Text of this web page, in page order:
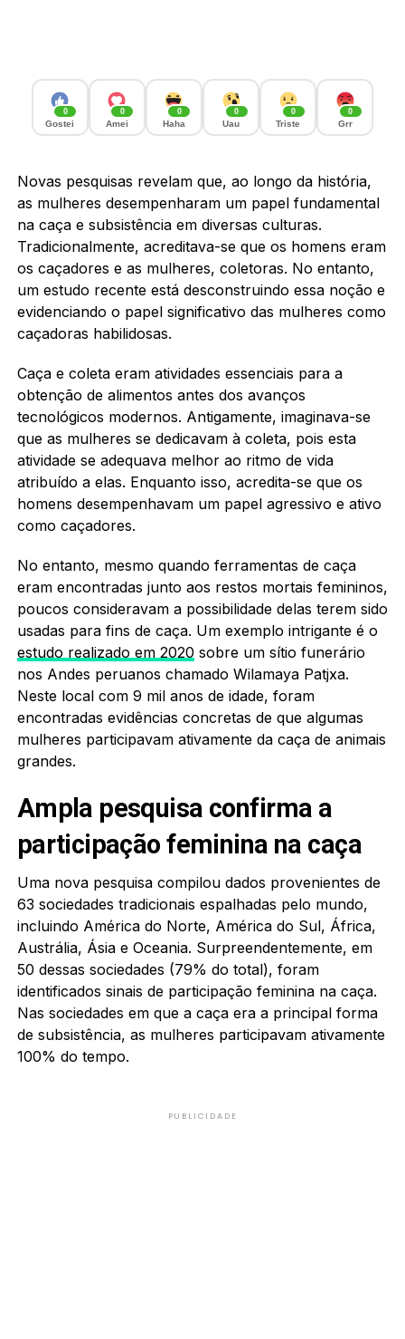
0
Gostei
0
Amei
0
Haha
0
Uau
0
Triste
0
Grr
Novas pesquisas revelam que, ao longo da história,
as mulheres desempenharam um papel fundamental
na caça e subsistência em diversas culturas.
Tradicionalmente, acreditava-se que os homens eram
os caçadores e as mulheres, coletoras. No entanto,
um estudo recente está desconstruindo essa noção e
evidenciando o papel significativo das mulheres como
caçadoras habilidosas.
Caça e coleta eram atividades essenciais para a
obtenção de alimentos antes dos avanços
tecnológicos modernos. Antigamente, imaginava-se
que as mulheres se dedicavam à coleta, pois esta
atividade se adequava melhor ao ritmo de vida
atribuído a elas. Enquanto isso, acredita-se que os
homens desempenhavam um papel agressivo e ativo
como caçadores.
No entanto, mesmo quando ferramentas de caça
eram encontradas junto aos restos mortais femininos,
poucos consideravam a possibilidade delas terem sido
usadas para fins de caça. Um exemplo intrigante é o
estudo realizado em 2020 sobre um sítio funerário
nos Andes peruanos chamado Wilamaya Patjxa.
Neste local com 9 mil anos de idade, foram
encontradas evidências concretas de que algumas
mulheres participavam ativamente da caça de animais
grandes.
Ampla pesquisa confirma a
participação feminina na caça
Uma nova pesquisa compilou dados provenientes de
63 sociedades tradicionais espalhadas pelo mundo,
incluindo América do Norte, América do Sul, África,
Austrália, Ásia e Oceania. Surpreendentemente, em
50 dessas sociedades (79% do total), foram
identificados sinais de participação feminina na caça.
Nas sociedades em que a caça era a principal forma
de subsistência, as mulheres participavam ativamente
100% do tempo.
PUBLICIDADE